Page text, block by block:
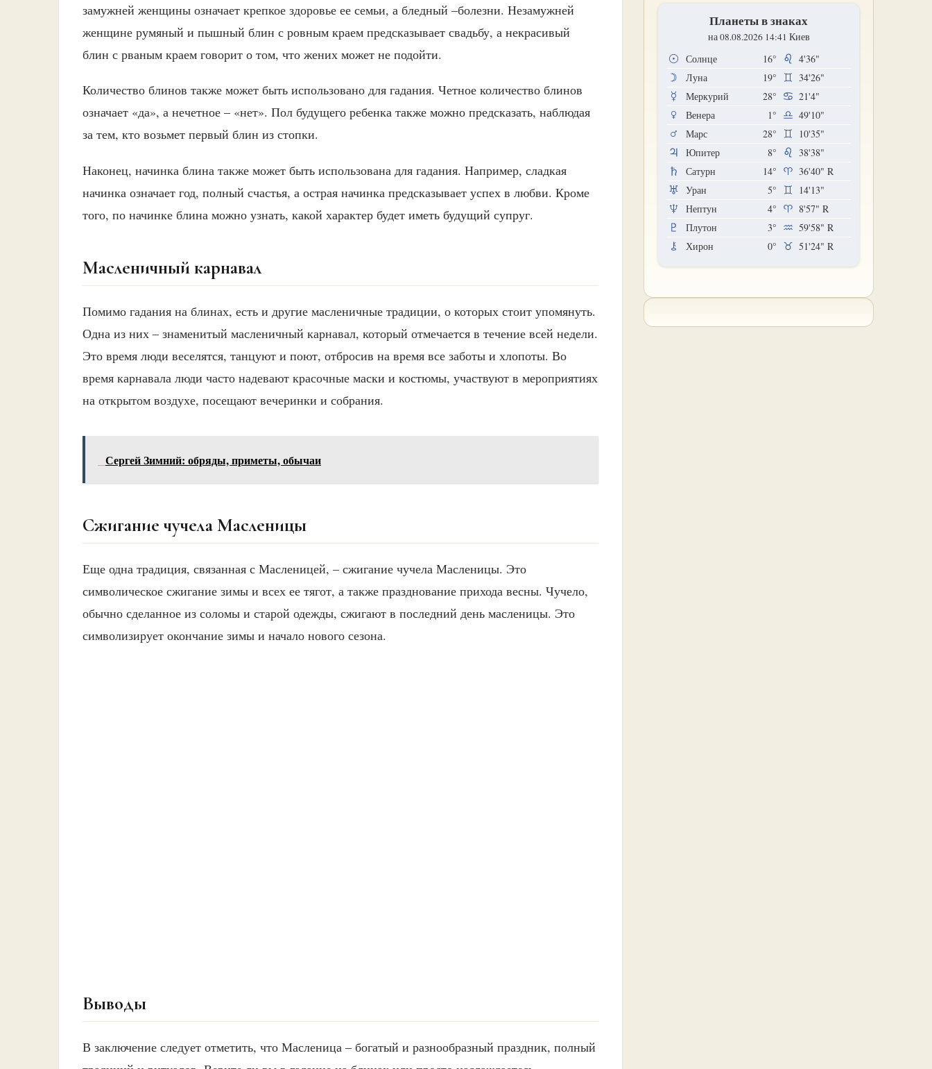
замужней женщины означает крепкое здоровье ее семьи, а бледный –болезни. Незамужней
женщине румяный и пышный блин с ровным краем предсказывает свадьбу, а некрасивый
блин с рваным краем говорит о том, что жених может не подойти.
Количество блинов также может быть использовано для гадания. Четное количество блинов
означает «да», а нечетное – «нет». Пол будущего ребенка также можно предсказать, наблюдая
за тем, кто возьмет первый блин из стопки.
Наконец, начинка блина также может быть использована для гадания. Например, сладкая
начинка означает год, полный счастья, а острая начинка предсказывает успех в любви. Кроме
того, по начинке блина можно узнать, какой характер будет иметь будущий супруг.
Масленичный карнавал
Помимо гадания на блинах, есть и другие масленичные традиции, о которых стоит упомянуть.
Одна из них – знаменитый масленичный карнавал, который отмечается в течение всей недели.
Это время люди веселятся, танцуют и поют, отбросив на время все заботы и хлопоты. Во
время карнавала люди часто надевают красочные маски и костюмы, участвуют в мероприятиях
на открытом воздухе, посещают вечеринки и собрания.
Сергей Зимний: обряды, приметы, обычаи
Сжигание чучела Масленицы
Еще одна традиция, связанная с Масленицей, – сжигание чучела Масленицы. Это
символическое сжигание зимы и всех ее тягот, а также празднование прихода весны. Чучело,
обычно сделанное из соломы и старой одежды, сжигают в последний день масленицы. Это
символизирует окончание зимы и начало нового сезона.
Выводы
В заключение следует отметить, что Масленица – богатый и разнообразный праздник, полный
Планеты в знаках
на 08.08.2026 14:41 Киев
Солнце 16°
4'36"
Луна
19°
34'26"
Меркурий
28°
21'4"
Венера
1°
49'10"
Марс
28°
10'35"
Юпитер
8°
38'38"
Сатурн
14° 36'40" R
Уран
5°
14'13"
Нептун
4° 8'57" R
Плутон
3° 59'58" R
Хирон
0° 51'24" R